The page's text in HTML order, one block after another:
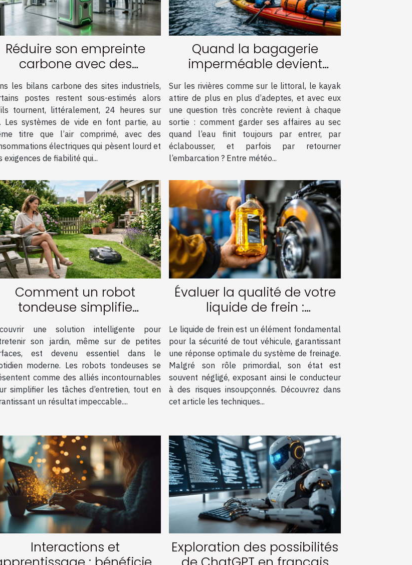
Réduire son empreinte
carbone avec des
solutions de vide
innovantes
les bilans carbone des sites industriels,
postes restent sous-estimés alors
tournent, littéralement, 24 heures sur
Les systèmes de vide en font partie, au
titre que l’air comprimé, avec des
électriques qui pèsent lourd et
exigences de fiabilité qui...
Quand la bagagerie
imperméable devient
l’alliée des aventuriers en
kayak
Sur les rivières comme sur le littoral, le kayak
attire de plus en plus d’adeptes, et avec eux
une question très concrète revient à chaque
sortie : comment garder ses affaires au sec
quand l’eau finit toujours par entrer, par
éclabousser, et parfois par retourner
l’embarcation ? Entre météo...
Comment un robot
tondeuse simplifie
l'entretien des petites
surfaces ?
une solution intelligente pour
son jardin, même sur de petites
est devenu essentiel dans le
moderne. Les robots tondeuses se
comme des alliés incontournables
simplifier les tâches d’entretien, tout en
un résultat impeccable....
Évaluer la qualité de votre
liquide de frein :
Techniques et conseils
Le liquide de frein est un élément fondamental
pour la sécurité de tout véhicule, garantissant
une réponse optimale du système de freinage.
Malgré son rôle primordial, son état est
souvent négligé, exposant ainsi le conducteur
à des risques insoupçonnés. Découvrez dans
cet article les techniques...
Interactions et
Exploration des possibilités